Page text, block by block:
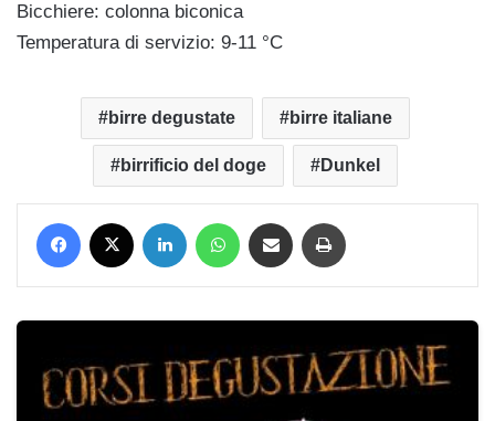
Bicchiere: colonna biconica
Temperatura di servizio: 9-11 °C
birre degustate birre italiane
birrificio del doge Dunkel
Facebook LinkedIn WhatsApp Condividi via mail